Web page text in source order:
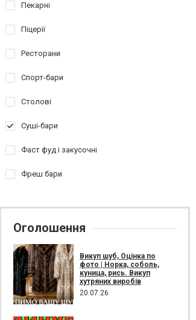
Пекарні
Піцерії
Ресторани
Спорт-бари
Столові
Суші-бари
Фаст фуд і закусочні
Фреш бари
Оголошення
Викуп шуб, Оцінка по
фото | Норка, соболь,
куница, рись. Викуп
хутряних виробів
20.07.26